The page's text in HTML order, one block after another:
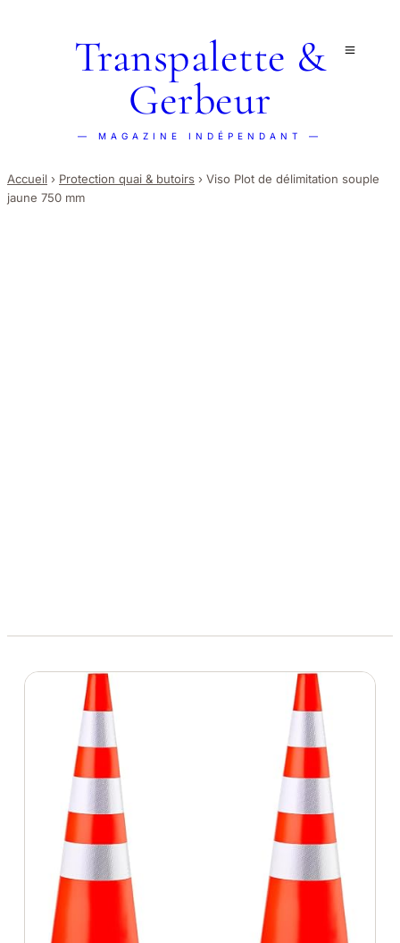
Transpalette &
Gerbeur
— MAGAZINE INDÉPENDANT —
Accueil › Protection quai & butoirs › Viso Plot de délimitation souple
jaune 750 mm